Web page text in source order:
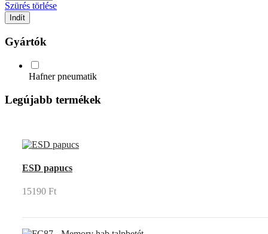
Szürés törlése
Gyártók
Hafner pneumatik
Legújabb termékek
ESD papucs
15190 Ft